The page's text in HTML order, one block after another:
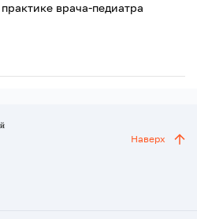
врача-педиатра
Наверх